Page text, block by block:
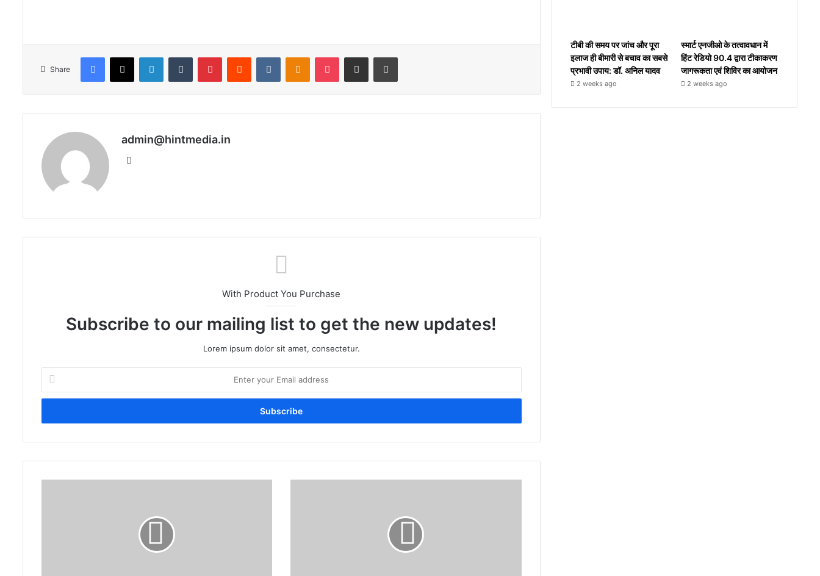
Share
Facebook
X LinkedInTumblr PinterestReddit VKontakteOdnoklassniki
Pocket Share via Email Print
admin@hintmedia.in
With Product You Purchase
Subscribe to our mailing list to get the new updates!
Lorem ipsum dolor sit amet, consectetur.
your
Email
टीबी की समय पर जांच और पूरा
इलाज ही बीमारी से बचाव का सबसे
प्रभावी उपाय: डॉ. अनिल यादव
2 weeks ago
स्मार्ट एनजीओ के तत्वावधान में
हिंट रेडियो 90.4 द्वारा टीकाकरण
जागरूकता एवं शिविर का आयोजन
2 weeks ago